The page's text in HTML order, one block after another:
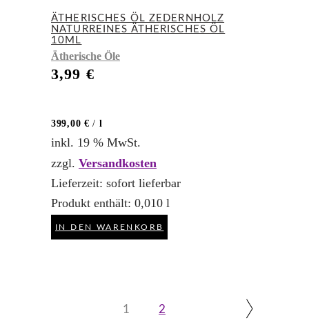
ÄTHERISCHES ÖL ZEDERNHOLZ
NATURREINES ÄTHERISCHES ÖL
10ML
Ätherische Öle
3,99 €
399,00 € / l
inkl. 19 % MwSt.
zzgl. Versandkosten
Lieferzeit: sofort lieferbar
Produkt enthält: 0,010 l
IN DEN WARENKORB
1 2